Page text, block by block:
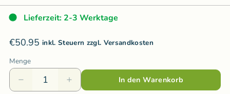
Lieferzeit: 2-3 Werktage
€50.95 inkl. Steuern zzgl. Versandkosten
Menge
In den Warenkorb